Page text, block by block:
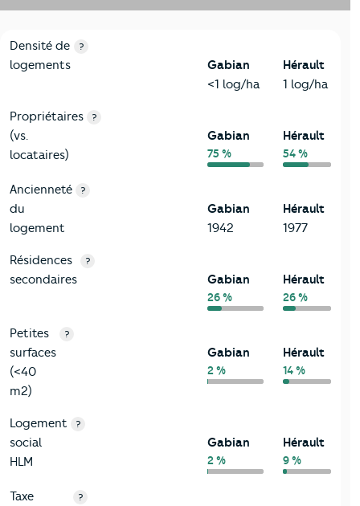
1-Immobilier
Critères Gabian
Densité de
logements
?
Gabian
<1 log/ha
Hérault
1 log/ha
Propriétaires
(vs.
locataires)
?
Gabian
75 %
Hérault
54 %
Ancienneté
du
logement
?
Gabian
1942
Hérault
1977
Résidences
secondaires
?
Gabian
26 %
Hérault
26 %
Petites
surfaces
(<40
m2)
?
Gabian
2 %
Hérault
14 %
Logement
social
HLM
?
Gabian
2 %
Hérault
9 %
Taxe ?